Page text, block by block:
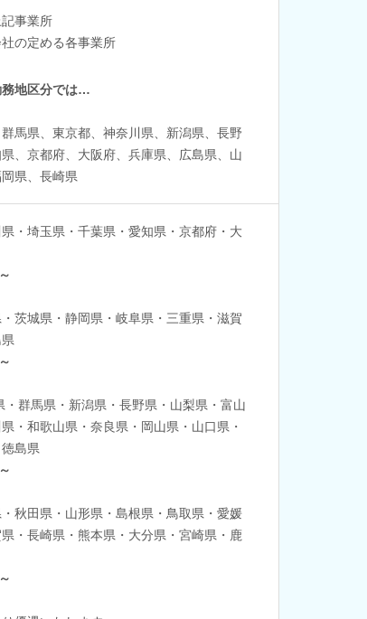
記事業所
社の定める各事業所
務地区分では…
馬県、東京都、神奈川県、新潟県、長野
、京都府、大阪府、兵庫県、広島県、山
県、長崎県
・埼玉県・千葉県・愛知県・京都府・大
茨城県・静岡県・岐阜県・三重県・滋賀
群馬県・新潟県・長野県・山梨県・富山
・和歌山県・奈良県・岡山県・山口県・
島県
秋田県・山形県・島根県・鳥取県・愛媛
・長崎県・熊本県・大分県・宮崎県・鹿